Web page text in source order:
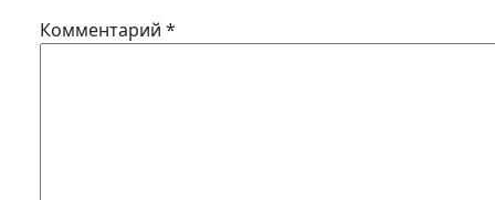
Комментарий *